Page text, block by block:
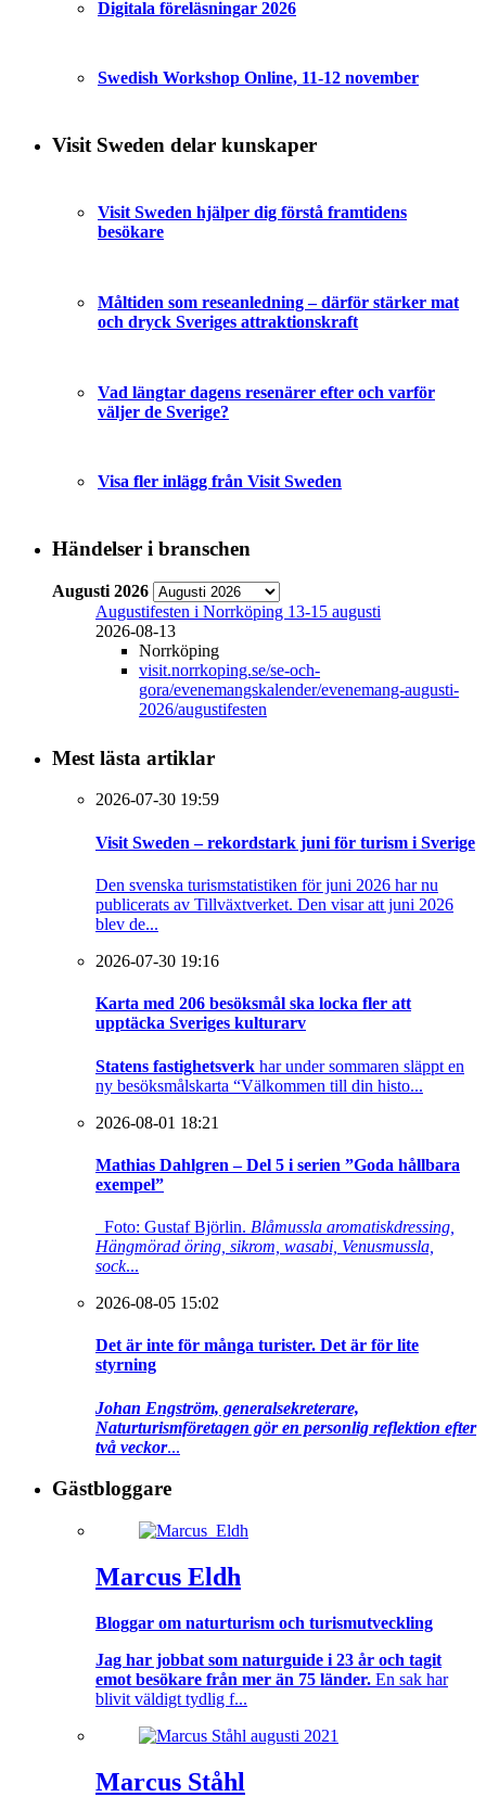
Digitala föreläsningar 2026
Swedish Workshop Online, 11-12 november
Visit Sweden delar kunskaper
Visit Sweden hjälper dig förstå framtidens
besökare
Måltiden som reseanledning – därför stärker mat
och dryck Sveriges attraktionskraft
Vad längtar dagens resenärer efter och varför
väljer de Sverige?
Visa fler inlägg från Visit Sweden
Händelser i branschen
Augusti 2026
Augustifesten i Norrköping 13-15 augusti
2026-08-13
Norrköping
visit.norrkoping.se/se-och-
gora/evenemangskalender/evenemang-augusti-
2026/augustifesten
Mest lästa artiklar
2026-07-30 19:59
Visit Sweden – rekordstark juni för turism i Sverige
Den svenska turismstatistiken för juni 2026 har nu
publicerats av Tillväxtverket. Den visar att juni 2026
blev de...
2026-07-30 19:16
Karta med 206 besöksmål ska locka fler att
upptäcka Sveriges kulturarv
Statens fastighetsverk har under sommaren släppt en
ny besöksmålskarta “Välkommen till din histo...
2026-08-01 18:21
Mathias Dahlgren – Del 5 i serien ”Goda hållbara
exempel”
Foto: Gustaf Björlin. Blåmussla aromatiskdressing,
Hängmörad öring, sikrom, wasabi, Venusmussla,
sock...
2026-08-05 15:02
Det är inte för många turister. Det är för lite
styrning
Johan Engström, generalsekreterare,
Naturturismföretagen gör en personlig reflektion efter
två veckor...
Gästbloggare
Marcus Eldh
Bloggar om naturturism och turismutveckling
Jag har jobbat som naturguide i 23 år och tagit
emot besökare från mer än 75 länder. En sak har
blivit väldigt tydlig f...
Marcus Ståhl